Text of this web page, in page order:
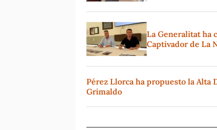
La Generalitat ha
Captivador de La
Pérez Llorca ha propuesto la Alta
Grimaldo